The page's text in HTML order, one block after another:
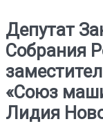
Депутат
Собрания
«Союз
Лидия